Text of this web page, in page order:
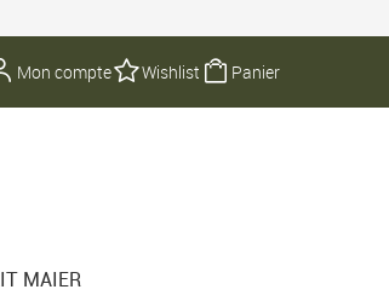
Mon compte Wishlist Panier
MAIER